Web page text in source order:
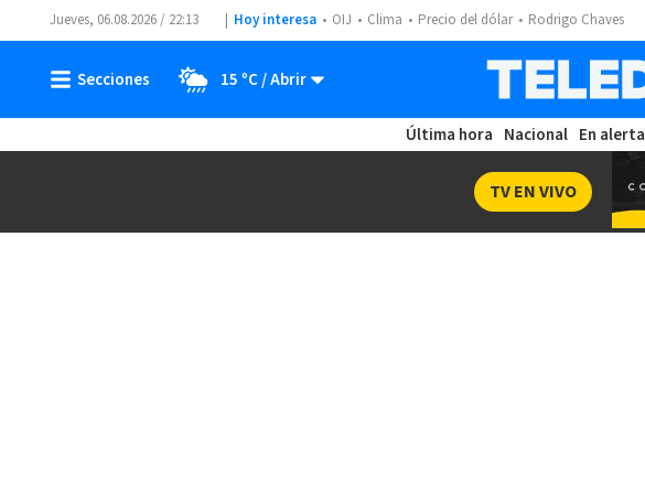
Jueves, 06.08.2026 / 22:13 Hoy interesa OIJ Clima Precio del dólar Rodrigo Chaves
15 ºC
Última hora Nacional En alerta
TV EN VIVO